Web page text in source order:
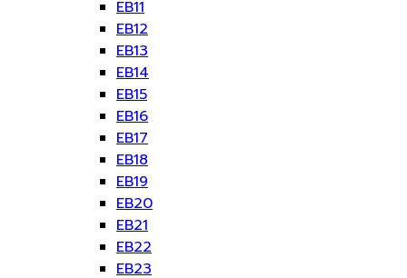
EB11
EB12
EB13
EB14
EB15
EB16
EB17
EB18
EB19
EB20
EB21
EB22
EB23